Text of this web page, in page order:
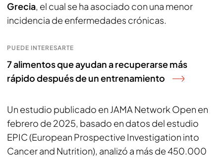
Grecia, el cual se ha asociado con una menor
incidencia de enfermedades crónicas.
PUEDE INTERESARTE
7 alimentos que ayudan a recuperarse más
rápido después de un entrenamiento
Un estudio publicado en JAMA Network Open en
febrero de 2025, basado en datos del estudio
EPIC (European Prospective Investigation into
Cancer and Nutrition), analizó a más de 450.000